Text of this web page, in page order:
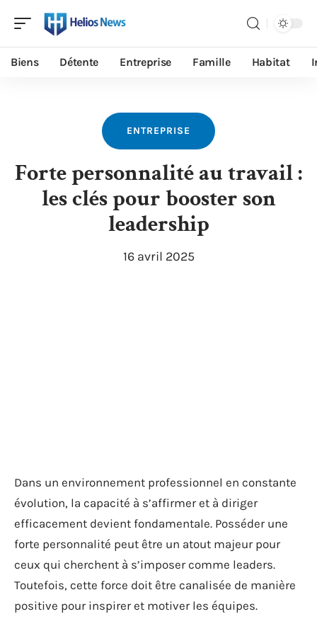
Biens Détente Entreprise Famille Habitat
ENTREPRISE
Forte personnalité au travail :
les clés pour booster son
leadership
16 avril 2025
Dans un environnement professionnel en constante
évolution, la capacité à s’affirmer et à diriger
efficacement devient fondamentale. Posséder une
forte personnalité peut être un atout majeur pour
ceux qui cherchent à s’imposer comme leaders.
Toutefois, cette force doit être canalisée de manière
positive pour inspirer et motiver les équipes.